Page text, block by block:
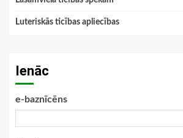
Luteriskās ticības apliecības
Ienāc
e-baznīcēns